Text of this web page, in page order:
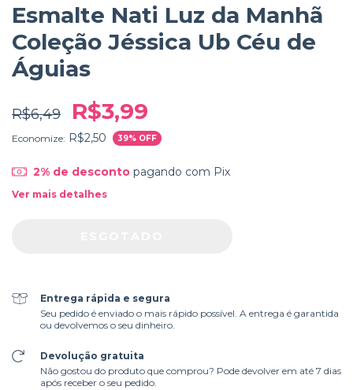
Esmalte Nati Luz da Manhã
Coleção Jéssica Ub Céu de
Águias
R$6,49 R$3,99
Economize: R$2,50 39% OFF
2% de descontopagando com Pix
Ver mais detalhes
Entrega rápida e segura
Seu pedido é enviado o mais rápido possível. A entrega é garantida
ou devolvemos o seu dinheiro.
Devolução gratuita
Não gostou do produto que comprou? Pode devolver em até 7 dias
após receber o seu pedido.